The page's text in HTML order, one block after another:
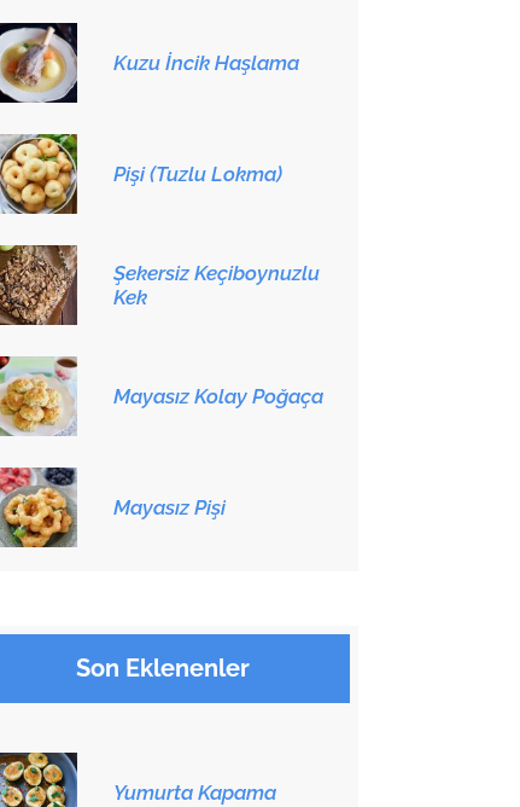
Kuzu İncik Haşlama
Pişi (Tuzlu Lokma)
Şekersiz Keçiboynuzlu
Kek
Mayasız Kolay Poğaça
Mayasız Pişi
Son Eklenenler
Yumurta Kapama